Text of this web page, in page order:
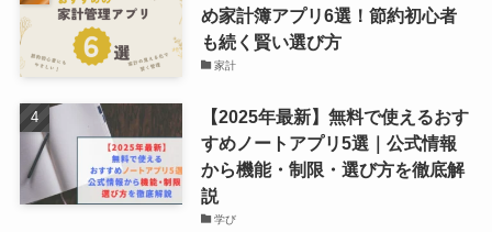
め家計簿アプリ6選！節約初心者
も続く賢い選び方
家計
【2025年最新】無料で使えるおす
すめノートアプリ5選｜公式情報
から機能・制限・選び方を徹底解
説
学び